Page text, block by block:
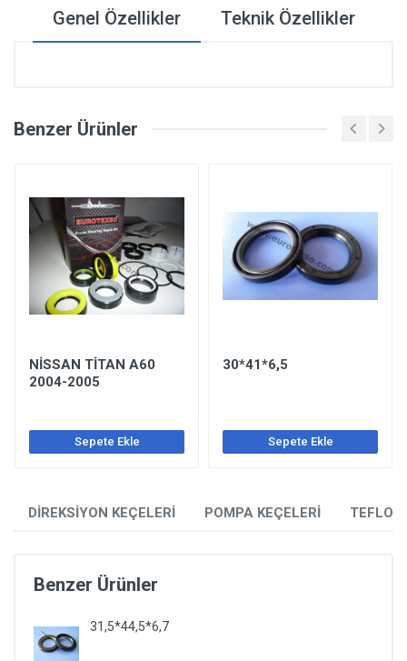
DİREKSİYON KEÇELERİ POMPA KEÇELERİ
Benzer Ürünler
31,5*44,5*6,7
Genel Özellikler Teknik Özellikler
Benzer Ürünler
NİSSAN TİTAN A60
2004-2005
Sepete Ekle
30*41*6,5
Sepete Ekle